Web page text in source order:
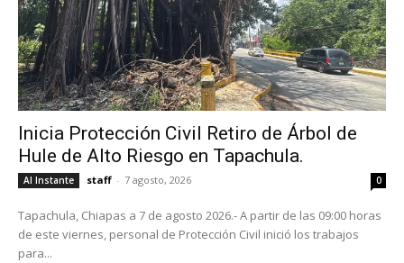
Inicia Protección Civil Retiro de Árbol de
Hule de Alto Riesgo en Tapachula.
Al Instante staff - 7 agosto, 2026 0
Tapachula, Chiapas a 7 de agosto 2026.- A partir de las 09:00 horas
de este viernes, personal de Protección Civil inició los trabajos
para...